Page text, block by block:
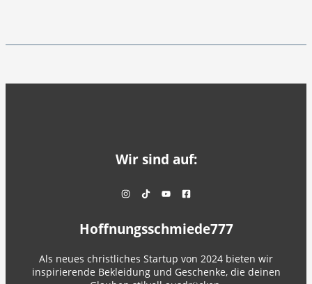
Wir sind auf:
Hoffnungsschmiede777
Als neues christliches Startup von 2024 bieten wir
inspirierende Bekleidung und Geschenke, die deinen